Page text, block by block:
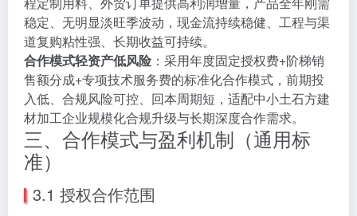
稳定、无明显淡旺季波动，现金流持续稳健、工程与渠
道复购粘性强、长期收益可持续。
合作模式轻资产低风险：采用年度固定授权费+阶梯销
售额分成+专项技术服务费的标准化合作模式，前期投
入低、合规风险可控、回本周期短，适配中小土石方建
材加工企业规模化合规升级与长期深度合作需求。
三、合作模式与盈利机制（通用标
准）
3.1 授权合作范围